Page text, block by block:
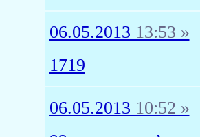
06.05.2013 13:53 »
1719
06.05.2013 10:52 »